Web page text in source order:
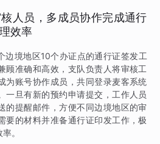
人员，多成员协作完成通行
效率
边境地区10个办证点的通行证签发工
顾准确和高效，支队负责人将审核工
为账号协作成员，共同登录麦客系统
一旦有新的预约申请提交，工作人员
的提醒邮件，方便不同边境地区的审
要的材料并准备通行证印发工作，极
。